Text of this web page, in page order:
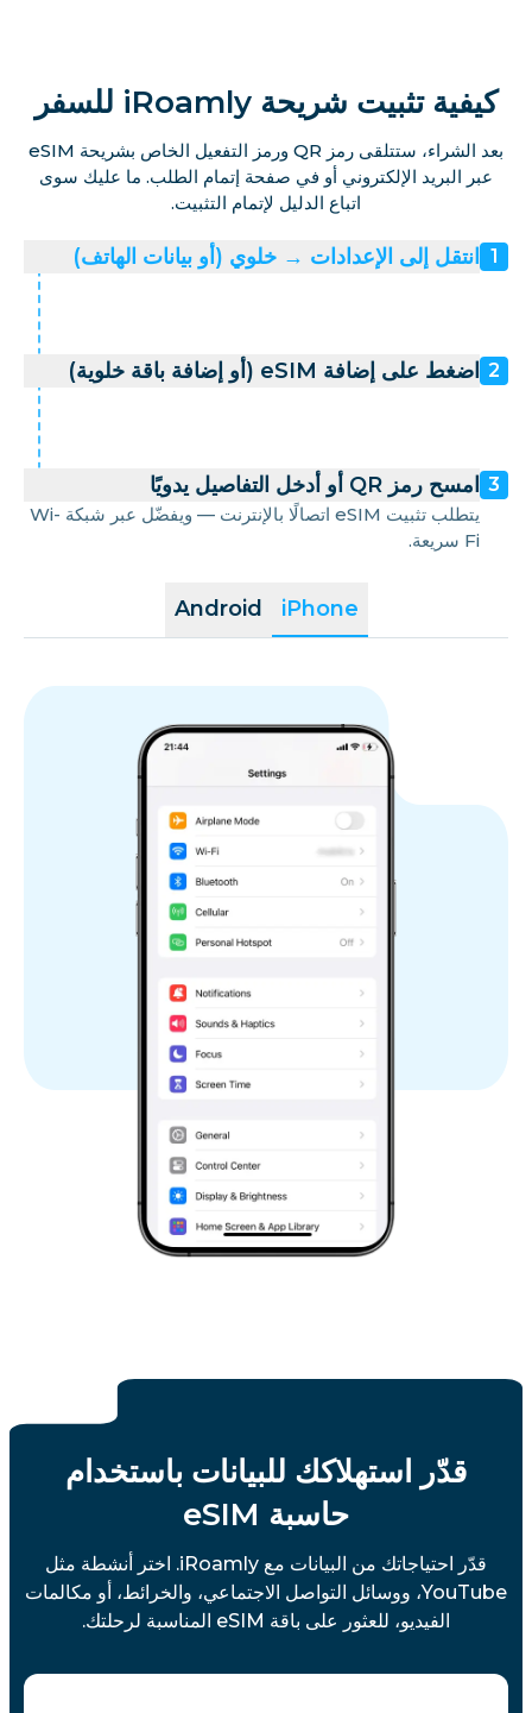
كيفية تثبيت شريحة iRoamly للسفر
بعد الشراء، ستتلقى رمز QR ورمز التفعيل الخاص بشريحة eSIM
عبر البريد الإلكتروني أو في صفحة إتمام الطلب. ما عليك سوى
اتباع الدليل لإتمام التثبيت.
iPhone
Android
1 انتقل إلى الإعدادات → خلوي (أو بيانات الهاتف)
2 اضغط على إضافة eSIM (أو إضافة باقة خلوية)
3 امسح رمز QR أو أدخل التفاصيل يدويًا
يتطلب تثبيت eSIM اتصالًا بالإنترنت — ويفضّل عبر شبكة Wi-
Fi سريعة.
قدّر استهلاكك للبيانات باستخدام
حاسبة eSIM
قدّر احتياجاتك من البيانات مع iRoamly. اختر أنشطة مثل
YouTube، ووسائل التواصل الاجتماعي، والخرائط، أو مكالمات
الفيديو، للعثور على باقة eSIM المناسبة لرحلتك.